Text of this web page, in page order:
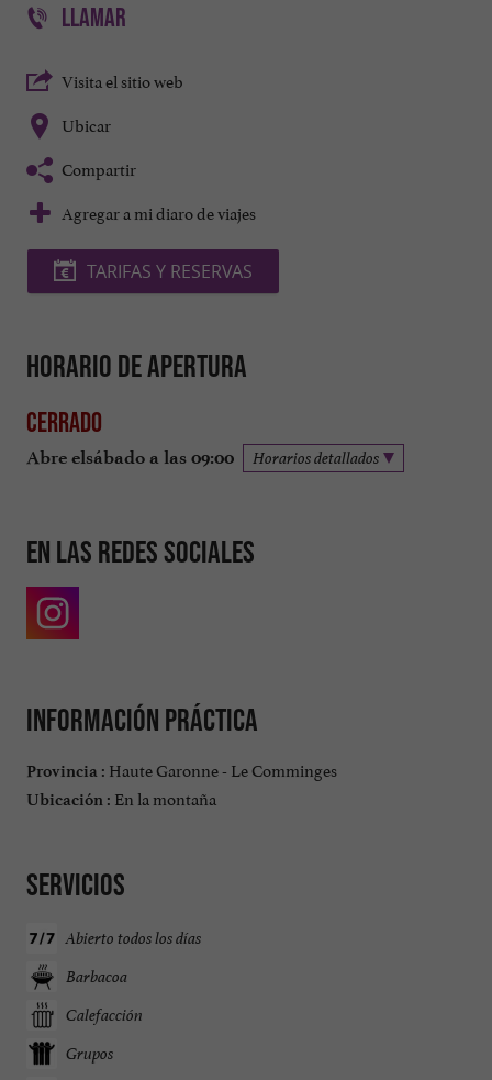
LLAMAR
Visita el sitio web
Ubicar
Compartir
Agregar a mi diaro de viajes
TARIFAS Y RESERVAS
Horario de apertura
Cerrado
Abre elsábado a las 09:00 Horarios detallados
En las redes sociales
Información práctica
Provincia : Haute Garonne - Le Comminges
Ubicación : En la montaña
Servicios
Abierto todos los días
Barbacoa
Calefacción
Grupos